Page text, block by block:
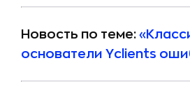
Новость по теме:
основатели Yclients